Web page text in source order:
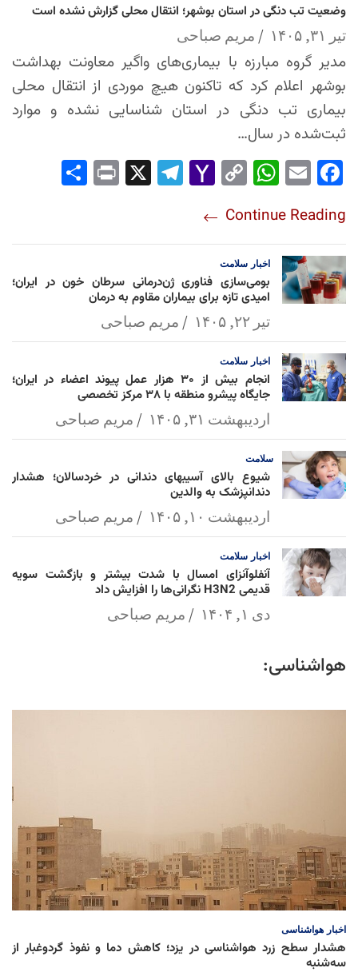
وضعیت تب دنگی در استان بوشهر؛ انتقال محلی گزارش نشده است
تیر ۳۱, ۱۴۰۵ مریم صباحی
مدیر گروه مبارزه با بیماری‌های واگیر معاونت بهداشت
بوشهر اعلام کرد که تاکنون هیچ موردی از انتقال محلی
بیماری تب دنگی در استان شناسایی نشده و موارد
ثبت‌شده در سال…
Fac
ok
Em
Wh
Ap
p
Co
Lin
k
Yah
l
Tel
Pri
Continue Reading
اخبار سلامت
بومی‌سازی فناوری ژن‌درمانی سرطان خون در ایران؛
امیدی تازه برای بیماران مقاوم به درمان
تیر ۲۲, ۱۴۰۵ مریم صباحی
اخبار سلامت
انجام بیش از ۳۰ هزار عمل پیوند اعضاء در ایران؛
جایگاه پیشرو منطقه با ۳۸ مرکز تخصصی
اردیبهشت ۳۱, ۱۴۰۵ مریم صباحی
سلامت
شیوع بالای آسیبهای دندانی در خردسالان؛ هشدار
دندانپزشک به والدین
اردیبهشت ۱۰, ۱۴۰۵ مریم صباحی
اخبار سلامت
آنفلوآنزای امسال با شدت بیشتر و بازگشت سویه
قدیمی H3N2 نگرانی‌ها را افزایش داد
دی ۱, ۱۴۰۴ مریم صباحی
هواشناسی:
اخبار هواشناسی
هشدار سطح زرد هواشناسی در یزد؛ کاهش دما و نفوذ گردوغبار از
سه‌شنبه